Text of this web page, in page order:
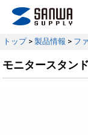
トップ> 製品情報 > フ
モニタースタンド